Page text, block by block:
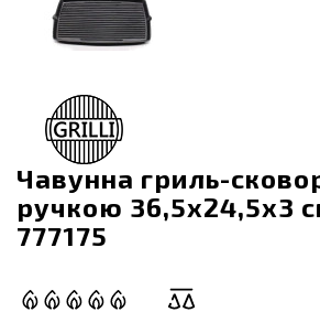
Чавунна гриль-
ручкою 36,5х24,5х3
777175